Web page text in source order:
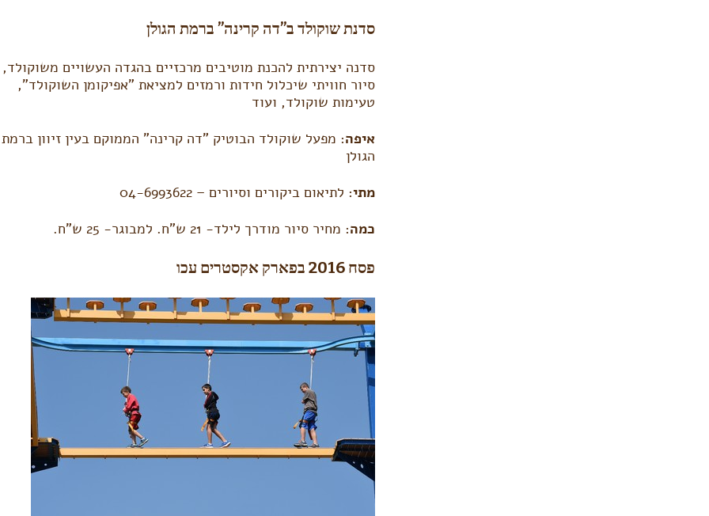
סדנת שוקולד ב”דה קרינה” ברמת הגולן
סדנה יצירתית להכנת מוטיבים מרכזיים בהגדה העשויים משוקולד,
סיור חוויתי שיכלול חידות ורמזים למציאת ”אפיקומן השוקולד”,
טעימות שוקולד, ועוד
איפה: מפעל שוקולד הבוטיק ”דה קרינה” הממוקם בעין זיוון ברמת
הגולן
מתי: לתיאום ביקורים וסיורים – 04-6993622
כמה: מחיר סיור מודרך לילד- 21 ש”ח. למבוגר- 25 ש”ח.
פסח 2016 בפארק אקסטרים עכו